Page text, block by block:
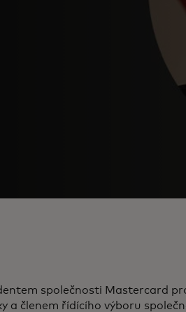
společnosti Mastercard
a členem řídícího výboru